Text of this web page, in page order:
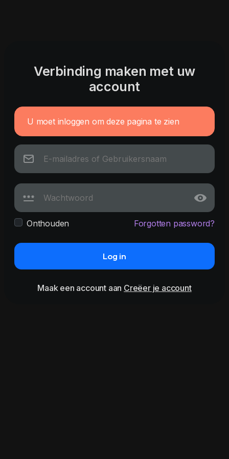
Verbinding maken met uw
account
U moet inloggen om deze pagina te zien
Onthouden Forgotten password?
Log in
Maak een account aan Creëer je account